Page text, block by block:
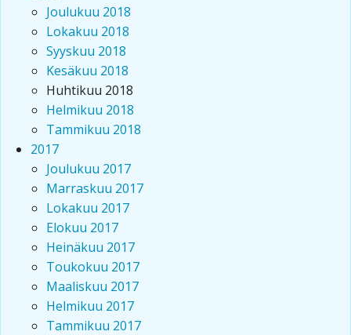
Joulukuu 2018
Lokakuu 2018
Syyskuu 2018
Kesäkuu 2018
Huhtikuu 2018
Helmikuu 2018
Tammikuu 2018
2017
Joulukuu 2017
Marraskuu 2017
Lokakuu 2017
Elokuu 2017
Heinäkuu 2017
Toukokuu 2017
Maaliskuu 2017
Helmikuu 2017
Tammikuu 2017